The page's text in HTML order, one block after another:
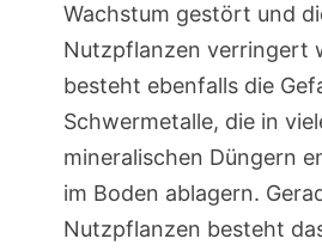
Wachstum gestört und
Nutzpflanzen verringert
besteht ebenfalls die
Schwermetalle, die in
mineralischen Düngern
im Boden ablagern.
Nutzpflanzen besteht